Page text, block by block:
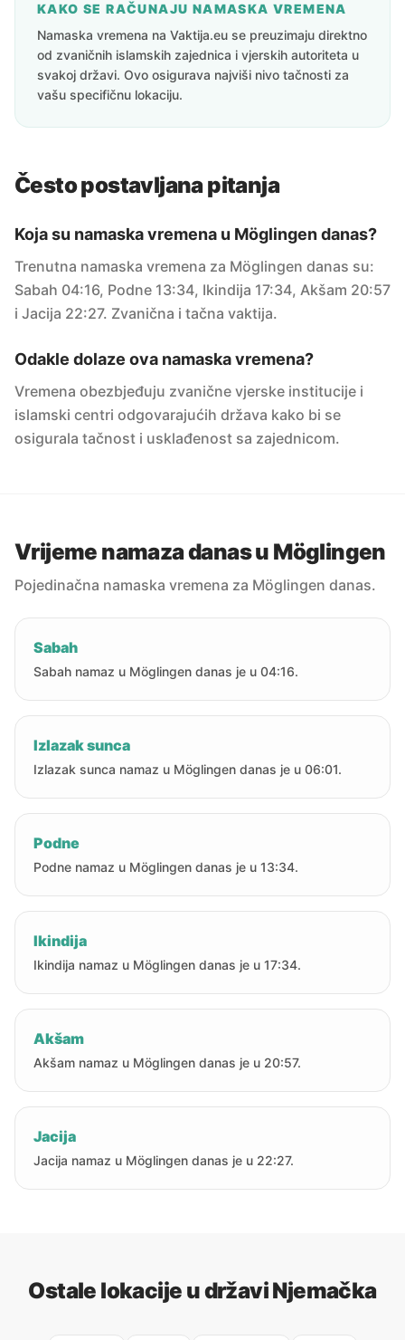
KAKO SE RAČUNAJU NAMASKA VREMENA
Namaska vremena na Vaktija.eu se preuzimaju direktno
od zvaničnih islamskih zajednica i vjerskih autoriteta u
svakoj državi. Ovo osigurava najviši nivo tačnosti za
vašu specifičnu lokaciju.
Često postavljana pitanja
Koja su namaska vremena u Möglingen danas?
Trenutna namaska vremena za Möglingen danas su:
Sabah 04:16, Podne 13:34, Ikindija 17:34, Akšam 20:57
i Jacija 22:27. Zvanična i tačna vaktija.
Odakle dolaze ova namaska vremena?
Vremena obezbjeđuju zvanične vjerske institucije i
islamski centri odgovarajućih država kako bi se
osigurala tačnost i usklađenost sa zajednicom.
Vrijeme namaza danas u Möglingen
Pojedinačna namaska vremena za Möglingen danas.
Sabah
Sabah namaz u Möglingen danas je u 04:16.
Izlazak sunca
Izlazak sunca namaz u Möglingen danas je u 06:01.
Podne
Podne namaz u Möglingen danas je u 13:34.
Ikindija
Ikindija namaz u Möglingen danas je u 17:34.
Akšam
Akšam namaz u Möglingen danas je u 20:57.
Jacija
Jacija namaz u Möglingen danas je u 22:27.
Ostale lokacije u državi Njemačka